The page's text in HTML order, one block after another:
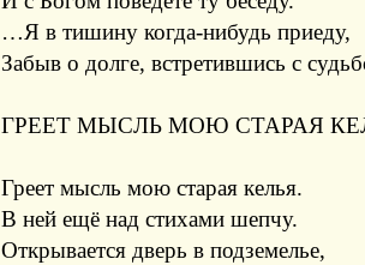
…Я в тишину когда-нибудь приеду,
Забыв о долге, встретившись с
ГРЕЕТ МЫСЛЬ МОЮ СТАРАЯ
Греет мысль мою старая келья.
В ней ещё над стихами шепчу.
Открывается дверь в подземелье,